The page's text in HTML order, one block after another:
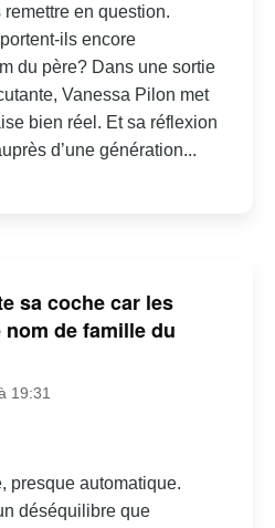
remettre en question.
ils encore
du père? Dans une sortie
Vanessa Pilon met
bien réel. Et sa réflexion
d’une génération...
sa coche car les
de famille du
19:31
presque automatique.
déséquilibre que